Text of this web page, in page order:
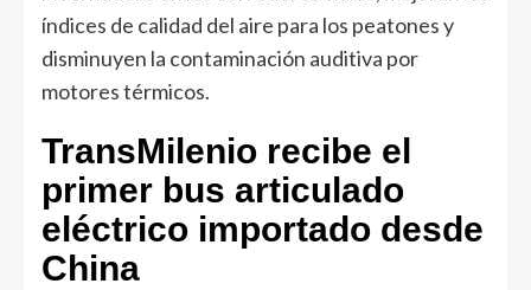
índices de calidad del aire para los peatones y
disminuyen la contaminación auditiva por
motores térmicos.
TransMilenio recibe el
primer bus articulado
eléctrico importado desde
China